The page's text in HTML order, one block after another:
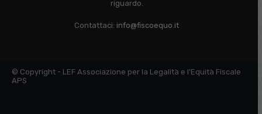
riguardo.
Contattaci: info@fiscoequo.it
© Copyright - LEF Associazione per la Legalità e l'Equità Fiscale
APS